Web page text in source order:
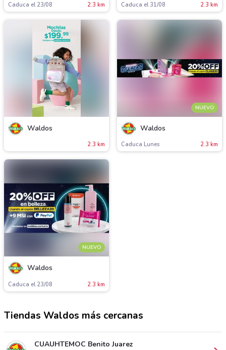
Caduca el 23/08 2.3 km Caduca el 31/08 2.3 km
Waldos
2.3 km
NUEVO
Waldos
Caduca Lunes 2.3 km
NUEVO
Waldos
Caduca el 23/08 2.3 km
Tiendas Waldos más cercanas
CUAUHTEMOC Benito Juarez